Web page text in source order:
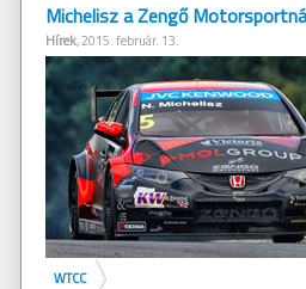
Michelisz a Zengő
Hírek, 2015. február. 13.
WTCC